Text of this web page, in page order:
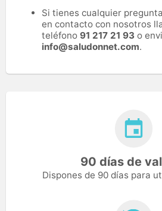
Si tienes cualquier
en contacto con nosotros
teléfono 91 217 21 93 o
info@saludonnet.com.
90 días de
Dispones de 90 días para